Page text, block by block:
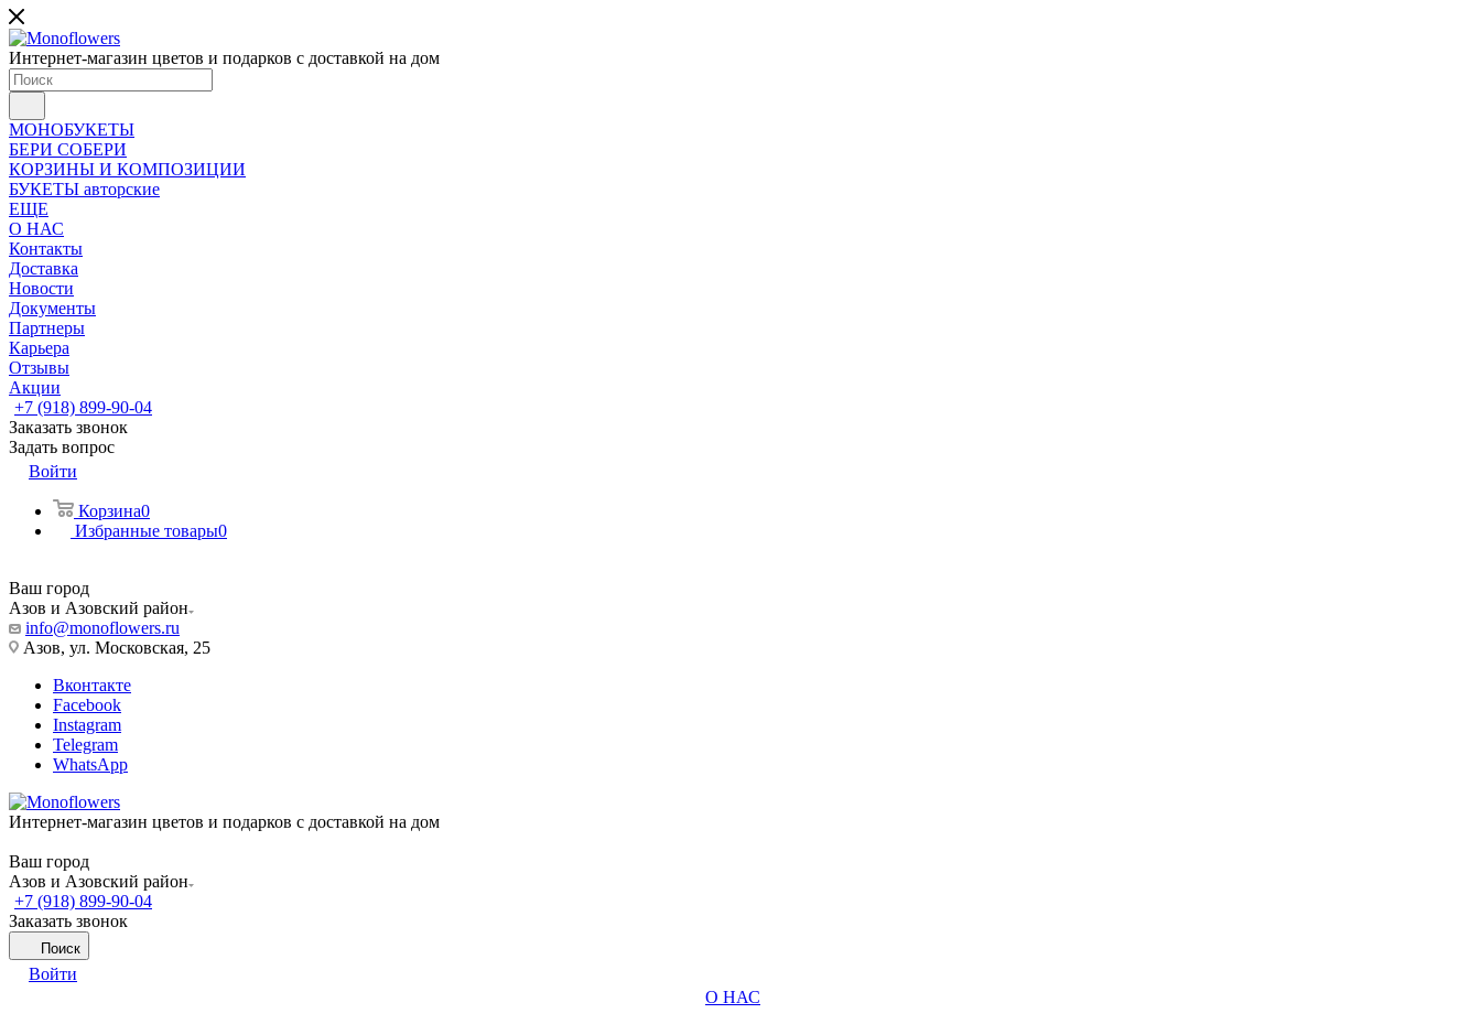
Интернет-магазин цветов и подарков с доставкой на дом
МОНОБУКЕТЫ
БЕРИ СОБЕРИ
КОРЗИНЫ И КОМПОЗИЦИИ
БУКЕТЫ авторские
ЕЩЕ
О НАС
Контакты
Доставка
Новости
Документы
Партнеры
Карьера
Отзывы
Акции
+7 (918) 899-90-04
Заказать звонок
Задать вопрос
Войти
Корзина0
Избранные товары0
Ваш город
Азов и Азовский район
info@monoflowers.ru
Азов, ул. Московская, 25
Вконтакте
Facebook
Instagram
Telegram
WhatsApp
Интернет-магазин цветов и подарков с доставкой на дом
Ваш город
Азов и Азовский район
+7 (918) 899-90-04
Заказать звонок
Поиск
Войти
О НАС